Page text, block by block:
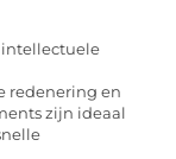
intellectuele
redenering en
zijn ideaal